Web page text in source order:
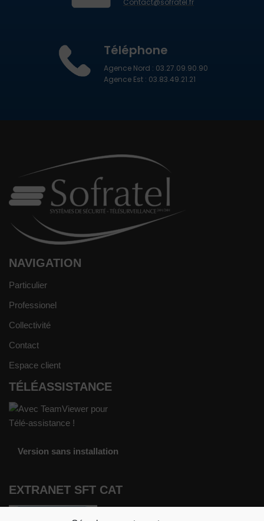
Téléphone
Agence Nord : 03.27.09.90.90
Agence Est : 03.83.49.21.21
NAVIGATION
Particulier
Professionel
Collectivité
Contact
Espace client
TÉLÉASSISTANCE
Version sans installation
EXTRANET SFT CAT